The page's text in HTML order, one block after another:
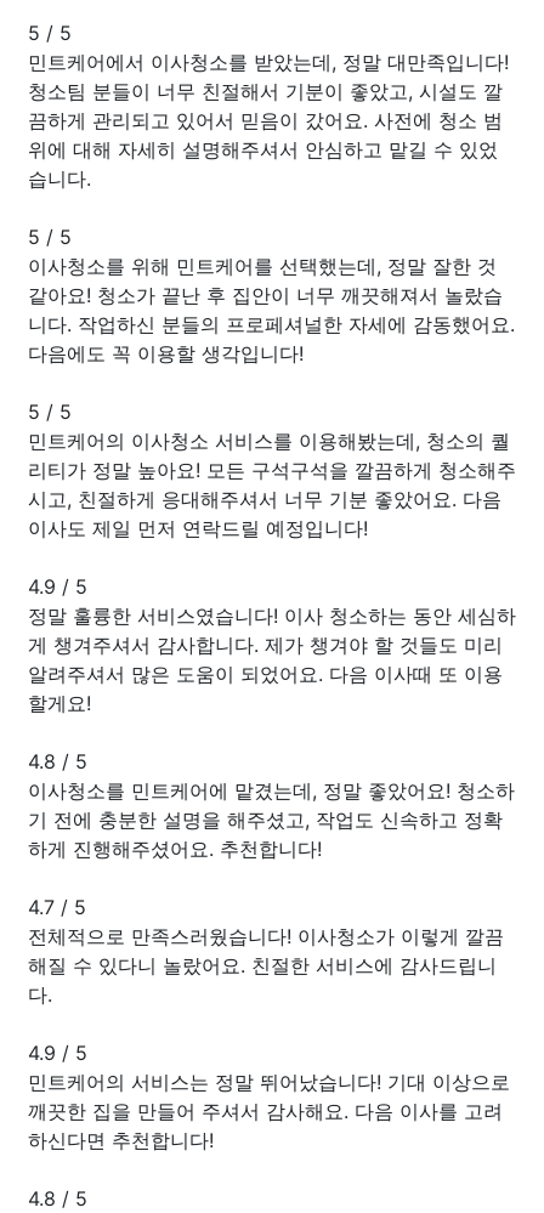
5 / 5
민트케어에서 이사청소를 받았는데, 정말 대만족입니다!
청소팀 분들이 너무 친절해서 기분이 좋았고, 시설도 깔
끔하게 관리되고 있어서 믿음이 갔어요. 사전에 청소 범
위에 대해 자세히 설명해주셔서 안심하고 맡길 수 있었
습니다.
5 / 5
이사청소를 위해 민트케어를 선택했는데, 정말 잘한 것
같아요! 청소가 끝난 후 집안이 너무 깨끗해져서 놀랐습
니다. 작업하신 분들의 프로페셔널한 자세에 감동했어요.
다음에도 꼭 이용할 생각입니다!
5 / 5
민트케어의 이사청소 서비스를 이용해봤는데, 청소의 퀄
리티가 정말 높아요! 모든 구석구석을 깔끔하게 청소해주
시고, 친절하게 응대해주셔서 너무 기분 좋았어요. 다음
이사도 제일 먼저 연락드릴 예정입니다!
4.9 / 5
정말 훌륭한 서비스였습니다! 이사 청소하는 동안 세심하
게 챙겨주셔서 감사합니다. 제가 챙겨야 할 것들도 미리
알려주셔서 많은 도움이 되었어요. 다음 이사때 또 이용
할게요!
4.8 / 5
이사청소를 민트케어에 맡겼는데, 정말 좋았어요! 청소하
기 전에 충분한 설명을 해주셨고, 작업도 신속하고 정확
하게 진행해주셨어요. 추천합니다!
4.7 / 5
전체적으로 만족스러웠습니다! 이사청소가 이렇게 깔끔
해질 수 있다니 놀랐어요. 친절한 서비스에 감사드립니
다.
4.9 / 5
민트케어의 서비스는 정말 뛰어났습니다! 기대 이상으로
깨끗한 집을 만들어 주셔서 감사해요. 다음 이사를 고려
하신다면 추천합니다!
4.8 / 5